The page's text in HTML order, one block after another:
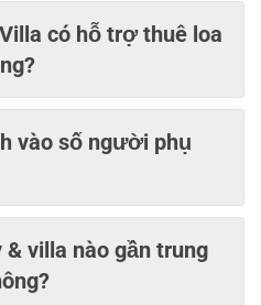
có hỗ trợ thuê loa
vào số người phụ
& villa nào gần trung